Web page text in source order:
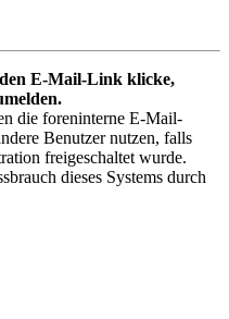
E-Mail-Link klicke,
die foreninterne E-Mail-
Benutzer nutzen, falls
freigeschaltet wurde.
dieses Systems durch